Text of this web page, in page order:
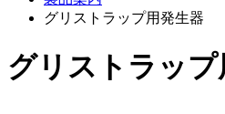
グリストラップ用発生器
グリストラップ